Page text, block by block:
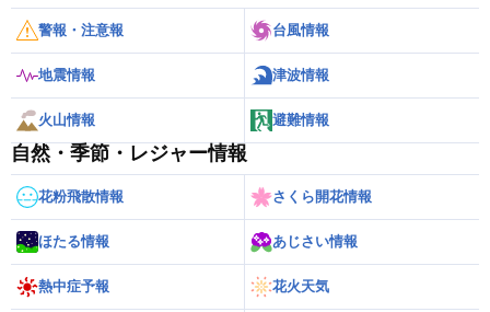
警報・注意報 台風情報
地震情報 津波情報
火山情報 避難情報
自然・季節・レジャー情報
花粉飛散情報 さくら開花情報
ほたる情報 あじさい情報
熱中症予報 花火天気